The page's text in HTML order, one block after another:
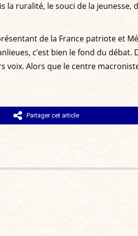
la ruralité, le souci de la
de la France patriote et
c’est bien le fond du
voix. Alors que le centre
Partager cet article